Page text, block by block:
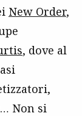
New Order,
, dove al
Non si